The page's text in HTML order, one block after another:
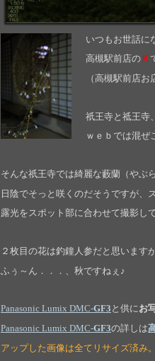
いつもお世話に
高槻駅前店の Ｋ
（高槻駅前店お
祇王寺と祗王寺
ｗｅｂでは混ぜ
そんな祇王寺では綺麗な藪蘭（やぶ
日陰でそっと咲くのだそうですが、
露光をスポット部に合わせて撮影し
２枚目の花は釣鐘人参だと思います
ふぅ～ん．．．、秋ですねぇ♪
Panasonic Lumix DMC-GF3 と供にお
Panasonic Lumix DMC-GF3の詳しは
アップした画像は全てリサイズ済み